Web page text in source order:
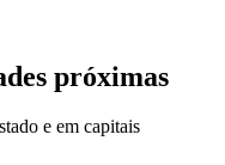
próximas
e em capitais